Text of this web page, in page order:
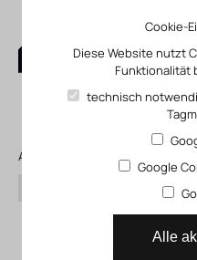
Alle Produkte
Cookie-
Diese Website nutzt
Funktionalität
technisch
Google
Alle